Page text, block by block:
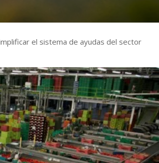
el sistema de ayudas del sector